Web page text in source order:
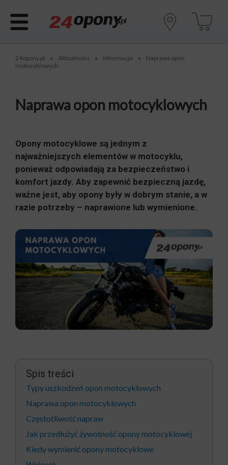
24opony.pl • Aktualności • Informacje •
Naprawa opon
motocyklowych
Naprawa opon motocyklowych
Opony motocyklowe są jednym z
najważniejszych elementów w motocyklu,
ponieważ odpowiadają za bezpieczeństwo i
komfort jazdy. Aby zapewnić bezpieczną jazdę,
ważne jest, aby opony były w dobrym stanie, a w
razie potrzeby – naprawione lub wymienione.
Spis treści
Typy uszkodzeń opon motocyklowych
Naprawa opon motocyklowych
Częstotliwość napraw
Jak przedłużyć żywotność opony motocyklowej
Kiedy wymienić opony motocyklowe